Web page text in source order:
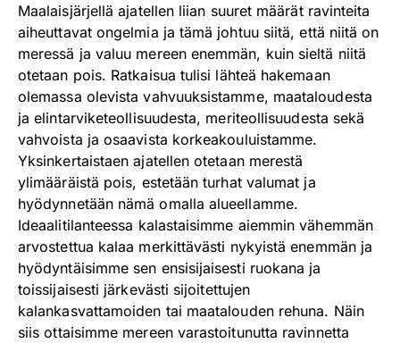
Maalaisjärjellä ajatellen liian suuret määrät ravinteita
aiheuttavat ongelmia ja tämä johtuu siitä, että niitä on
meressä ja valuu mereen enemmän, kuin sieltä niitä
otetaan pois. Ratkaisua tulisi lähteä hakemaan
olemassa olevista vahvuuksistamme, maataloudesta
ja elintarviketeollisuudesta, meriteollisuudesta sekä
vahvoista ja osaavista korkeakouluistamme.
Yksinkertaistaen ajatellen otetaan merestä
ylimääräistä pois, estetään turhat valumat ja
hyödynnetään nämä omalla alueellamme.
Ideaalitilanteessa kalastaisimme aiemmin vähemmän
arvostettua kalaa merkittävästi nykyistä enemmän ja
hyödyntäisimme sen ensisijaisesti ruokana ja
toissijaisesti järkevästi sijoitettujen
kalankasvattamoiden tai maatalouden rehuna. Näin
siis ottaisimme mereen varastoitunutta ravinnetta